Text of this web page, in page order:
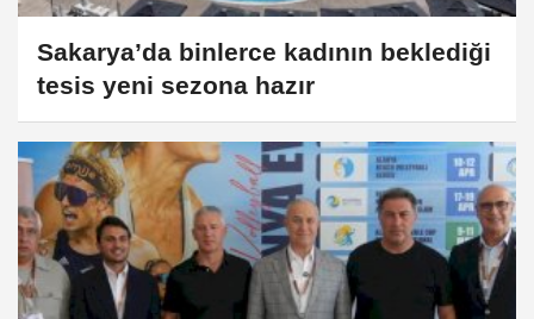
Sakarya’da binlerce kadının beklediği
tesis yeni sezona hazır